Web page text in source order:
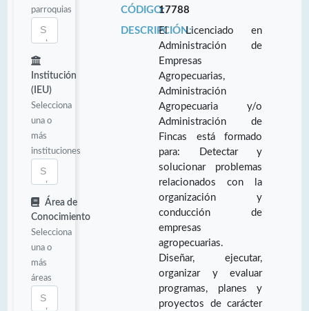
parroquias
Institución
(IEU)
Selecciona
una o
más
instituciones
Área de
Conocimiento
Selecciona
una o
más
áreas
CÓDIGO:17788
DESCRIPCIÓN:El Licenciado en
Administración de
Empresas
Agropecuarias,
Administración
Agropecuaria y/o
Administración de
Fincas está formado
para: Detectar y
solucionar problemas
relacionados con la
organización y
conducción de
empresas
agropecuarias.
Diseñar, ejecutar,
organizar y evaluar
programas, planes y
proyectos de carácter